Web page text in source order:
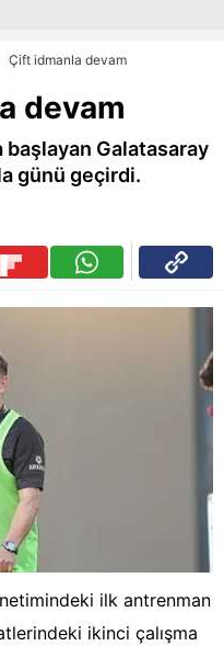
Çift idmanla devam
devam
başlayan Galatasaray
günü geçirdi.
ilk antrenman
ikinci çalışma